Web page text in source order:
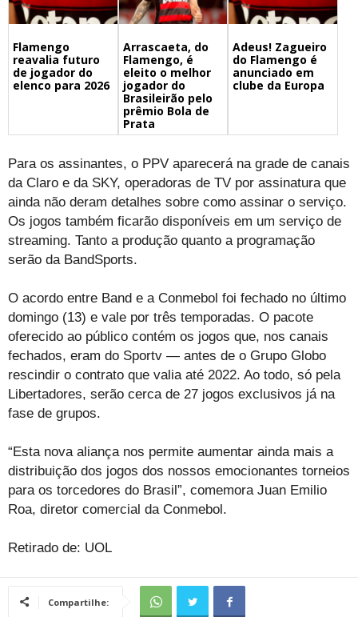
Flamengo
reavalia futuro
de jogador do
elenco para 2026
Arrascaeta, do
Flamengo, é
eleito o melhor
jogador do
Brasileirão pelo
prêmio Bola de
Prata
Adeus! Zagueiro
do Flamengo é
anunciado em
clube da Europa
Para os assinantes, o PPV aparecerá na grade de canais
da Claro e da SKY, operadoras de TV por assinatura que
ainda não deram detalhes sobre como assinar o serviço.
Os jogos também ficarão disponíveis em um serviço de
streaming. Tanto a produção quanto a programação
serão da BandSports.
O acordo entre Band e a Conmebol foi fechado no último
domingo (13) e vale por três temporadas. O pacote
oferecido ao público contém os jogos que, nos canais
fechados, eram do Sportv — antes de o Grupo Globo
rescindir o contrato que valia até 2022. Ao todo, só pela
Libertadores, serão cerca de 27 jogos exclusivos já na
fase de grupos.
“Esta nova aliança nos permite aumentar ainda mais a
distribuição dos jogos dos nossos emocionantes torneios
para os torcedores do Brasil”, comemora Juan Emilio
Roa, diretor comercial da Conmebol.
Retirado de: UOL
Compartilhe: